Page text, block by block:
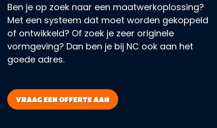
Ben je op zoek naar een maatwerkoplossing?
Met een systeem dat moet worden gekoppeld
of ontwikkeld? Of zoek je zeer originele
vormgeving? Dan ben je bij NC ook aan het
goede adres.
VRAAG EEN OFFERTE AAN